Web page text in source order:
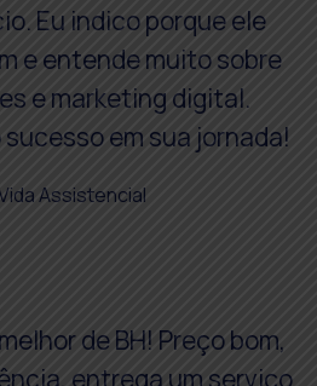
Eu indico porque ele
e entende muito sobre
e marketing digital.
em sua jornada!
Assistencial
de BH! Preço bom,
entrega um serviço